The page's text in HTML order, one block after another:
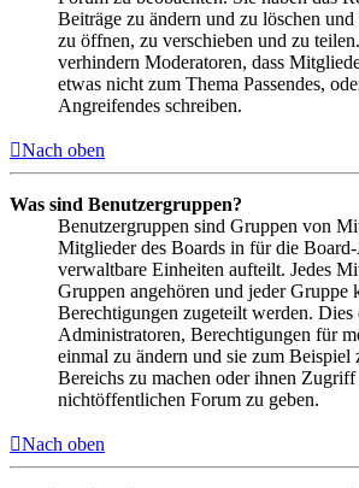
Beiträge zu ändern und zu löschen
zu öffnen, zu verschieben und zu
verhindern Moderatoren, dass
etwas nicht zum Thema Passendes,
Angreifendes schreiben.
Nach oben
Was sind Benutzergruppen?
Benutzergruppen sind Gruppen von
Mitglieder des Boards in für die
verwaltbare Einheiten aufteilt. Jedes
Gruppen angehören und jeder Gruppe
Berechtigungen zugeteilt werden. Dies
Administratoren, Berechtigungen für
einmal zu ändern und sie zum Beispiel
Bereichs zu machen oder ihnen Zugriff
nichtöffentlichen Forum zu geben.
Nach oben